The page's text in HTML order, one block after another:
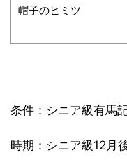
帽子のヒミツ
条件：シニア級有馬
時期：シニア級12月